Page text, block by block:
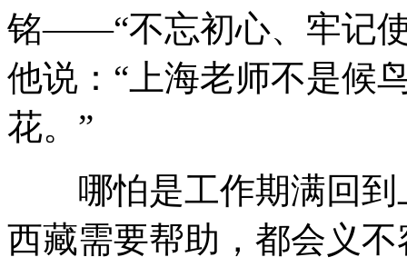
铭——“不忘初心、牢记
他说：“上海老师不是候
花。”
哪怕是工作期满回到
西藏需要帮助，都会义